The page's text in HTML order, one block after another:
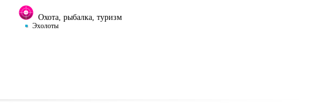
Охота, рыбалка, туризм
Эхолоты